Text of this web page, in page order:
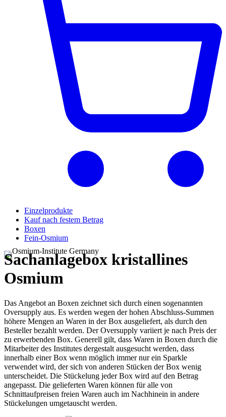
Einzelprodukte
Kauf nach festem Betrag
Boxen
Fein-Osmium
Sachanlagebox kristallines
Osmium
Das Angebot an Boxen zeichnet sich durch einen sogenannten
Oversupply aus. Es werden wegen der hohen Abschluss-Summen
höhere Mengen an Waren in der Box ausgeliefert, als durch den
Besteller bezahlt werden. Der Oversupply variiert je nach Preis der
zu erwerbenden Box. Generell gilt, dass Waren in Boxen durch die
Mitarbeiter des Institutes dergestalt ausgesucht werden, dass
innerhalb einer Box wenn möglich immer nur ein Sparkle
verwendet wird, der sich von anderen Stücken der Box wenig
unterscheidet. Die Stückelung jeder Box wird auf den Betrag
angepasst. Die gelieferten Waren können für alle von
Schnittaufpreisen freien Waren auch im Nachhinein in andere
Stückelungen umgetauscht werden.